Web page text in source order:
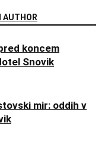
AUTHOR
koncem
Snovik
mir: oddih v